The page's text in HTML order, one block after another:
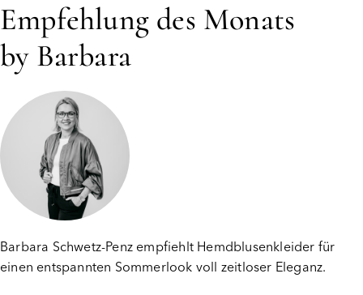
Empfehlung des Monats
by Barbara
Barbara Schwetz-Penz empfiehlt Hemdblusenkleider für
einen entspannten Sommerlook voll zeitloser Eleganz.